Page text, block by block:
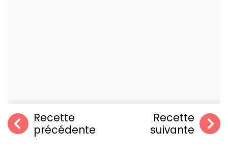
Recette
précédente
Recette
suivante